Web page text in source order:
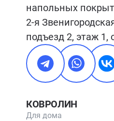
напольных
2-я
подъезд 2, этаж 1,
КОВРОЛИН
Для дома